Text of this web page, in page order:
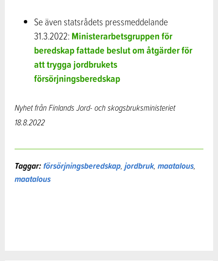
Se även statsrådets pressmeddelande
31.3.2022: Ministerarbetsgruppen för
beredskap fattade beslut om åtgärder för
att trygga jordbrukets
försörjningsberedskap
Nyhet från Finlands Jord- och skogsbruksministeriet
18.8.2022
Taggar:försörjningsberedskap, jordbruk, maatalous,
maatalous